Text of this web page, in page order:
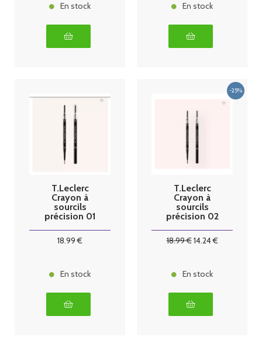
En stock En stock
T.Leclerc
Crayon à
sourcils
précision 01
18.99 €
En stock
T.Leclerc
Crayon à
sourcils
précision 02
18.99€14.24€
En stock